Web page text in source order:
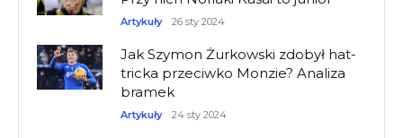
Artykuły 26 sty 2024
Jak Szymon Żurkowski zdobył hat-
tricka przeciwko Monzie? Analiza
bramek
Artykuły 24 sty 2024